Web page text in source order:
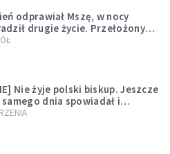
odprawiał Mszę, w nocy
drugie życie. Przełożony
mu opuścić zakon
Nie żyje polski biskup. Jeszcze
dnia spowiadał i
Mszę świętą